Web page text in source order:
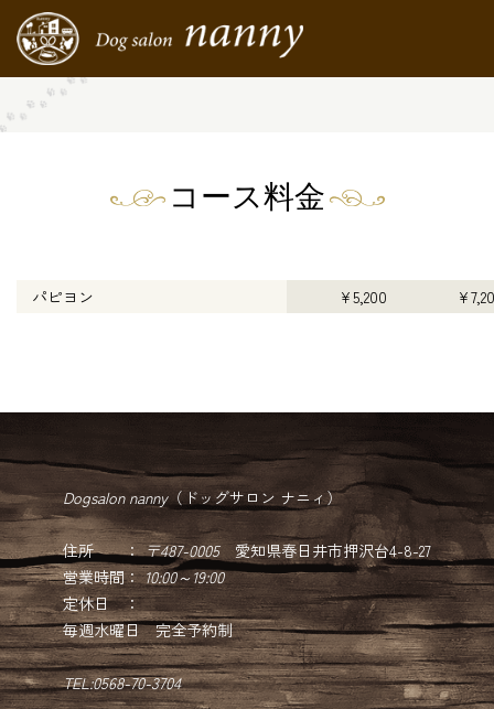
コース料金
パピヨン ¥5,200
Dogsalon nanny（ドッグサロン ナニィ）
住所 ：〒487-0005愛知県春日井市押沢台4-8-27
営業時間：10:00～19:00
定休日 ：
毎週水曜日 完全予約制
TEL:0568-70-3704